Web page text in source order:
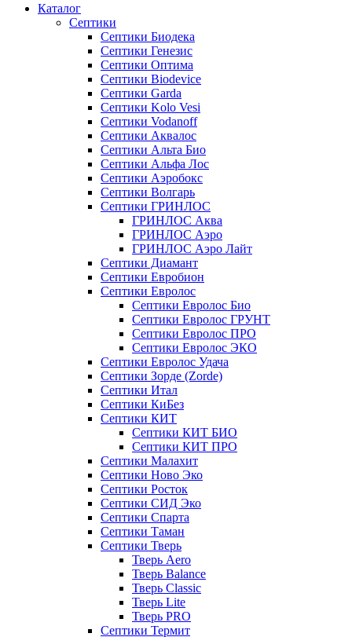
Каталог
Септики
Септики Биодека
Септики Генезис
Септики Оптима
Септики Biodevice
Септики Garda
Септики Kolo Vesi
Септики Vodanoff
Септики Аквалос
Септики Альта Био
Септики Альфа Лос
Септики Аэробокс
Септики Волгарь
Септики ГРИНЛОС
ГРИНЛОС Аква
ГРИНЛОС Аэро
ГРИНЛОС Аэро Лайт
Септики Диамант
Септики Евробион
Септики Евролос
Септики Евролос Био
Септики Евролос ГРУНТ
Септики Евролос ПРО
Септики Евролос ЭКО
Септики Евролос Удача
Септики Зорде (Zorde)
Септики Итал
Септики КиБез
Септики КИТ
Септики КИТ БИО
Септики КИТ ПРО
Септики Малахит
Септики Ново Эко
Септики Росток
Септики СИД Эко
Септики Спарта
Септики Таман
Септики Тверь
Тверь Aero
Тверь Balance
Тверь Classic
Тверь Lite
Тверь PRO
Септики Термит